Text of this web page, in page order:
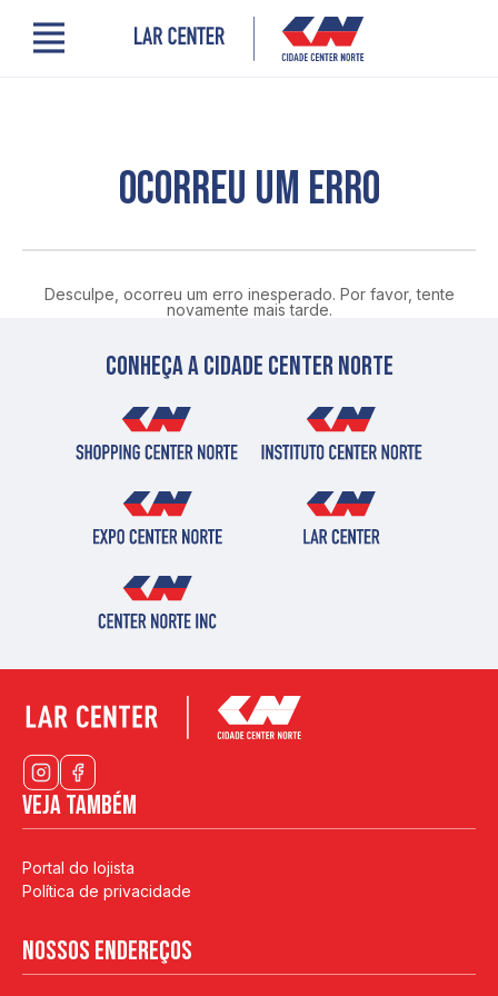
Menu
Encontre um profissional
Comodidades
Quem somos
Localização
Contato
OCORREU UM ERRO
Desculpe, ocorreu um erro inesperado. Por favor, tente
novamente mais tarde.
Conheça a cidade center norte
Veja também
Portal do lojista
Política de privacidade
Nossos endereços